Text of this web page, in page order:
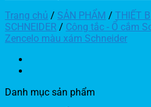
Trang chủ / SẢN PHẨM / THIẾT
SCHNEIDER / Công tắc - Ổ cắm
Zencelo màu xám Schneider
Danh mục sản phẩm